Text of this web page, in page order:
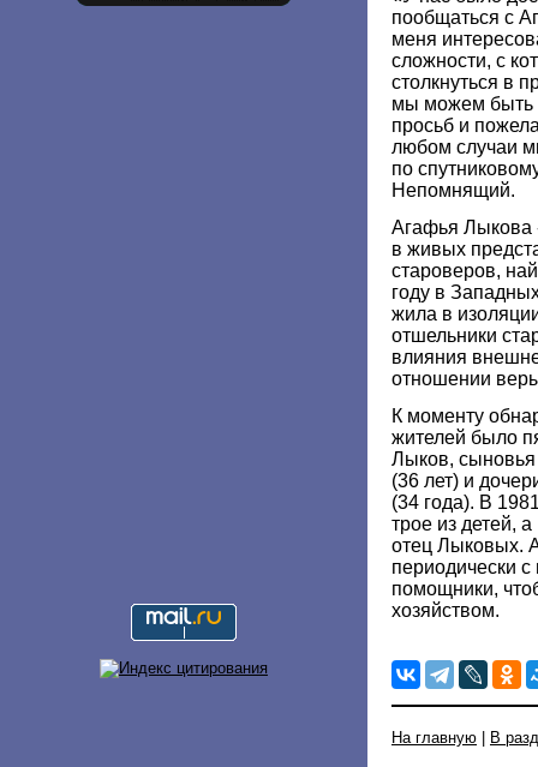
пообщаться с
меня
сложности, с
столкнуться в
мы можем быть
просьб и
любом случаи
по
Непомнящий.
Агафья Лыкова
в живых
староверов,
году в
жила в
отшельники
влияния
отношении
К моменту
жителей было
Лыков,
(36 лет) и
(34 года). В
трое из детей,
отец Лыковых.
периодически
помощники,
хозяйством.
На главную В